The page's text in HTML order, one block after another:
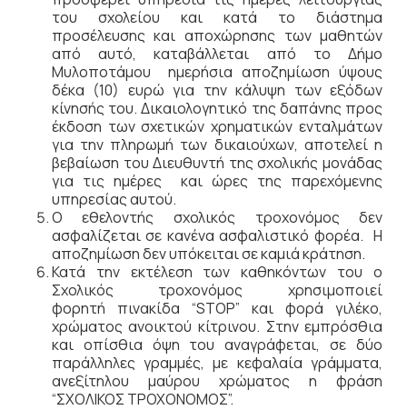
του σχολείου και κατά το διάστημα
προσέλευσης και αποχώρησης των μαθητών
από αυτό, καταβάλλεται από το Δήμο
Μυλοποτάμου ημερήσια αποζηµίωση ύψους
δέκα (10) ευρώ για την κάλυψη των εξόδων
κίνησής του. Δικαιολογητικό της δαπάνης προς
έκδοση των σχετικών χρηματικών ενταλμάτων
για την πληρωμή των δικαιούχων, αποτελεί η
βεβαίωση του Διευθυντή της σχολικής μονάδας
για τις ημέρες και ώρες της παρεχόμενης
υπηρεσίας αυτού.
Ο εθελοντής σχολικός τροχονόµος δεν
ασφαλίζεται σε κανένα ασφαλιστικό φορέα. Η
αποζημίωση δεν υπόκειται σε καμιά κράτηση.
Κατά την εκτέλεση των καθηκόντων του ο
Σχολικός τροχονόµος χρησιµοποιεί
φορητή πινακίδα “SΤΟΡ” και φορά γιλέκο,
χρώµατος ανοικτού κίτρινου. Στην εµπρόσθια
και οπίσθια όψη του αναγράφεται, σε δύο
παράλληλες γραµµές, µε κεφαλαία γράµµατα,
ανεξίτηλου µαύρου χρώµατος η φράση
“ΣΧΟΛΙΚΟΣ ΤΡΟΧΟΝΟΜΟΣ”.